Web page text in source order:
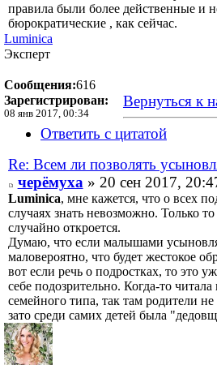
правила были более действенные и
бюрократические , как сейчас.
Luminica
Эксперт
Сообщения:616
Зарегистрирован:
08 янв 2017, 00:34
Вернуться к
Ответить с цитатой
Re: Всем ли позволять
черёмуха» 20 сен 2017,
Luminica, мне кажется, что о всех
случаях знать невозможно. Только
случайно откроется.
Думаю, что если малышами
маловероятно, что будет жестокое
вот если речь о подростках, то это
себе подозрительно. Когда-то
семейного типа, так там родители
зато среди самих детей была